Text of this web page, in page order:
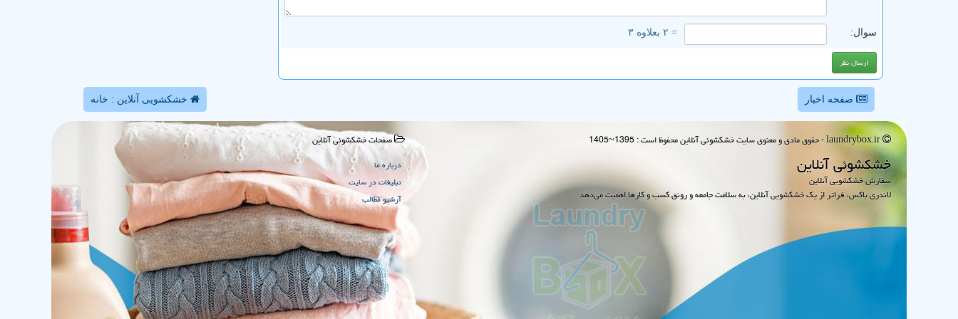
سوال: = ۲ بعلاوه ۳
صفحه اخبار خشکشویی آنلاین : خانه
laundrybox.ir - حقوق مادی و معنوی سایت خشكشوئی آنلاین محفوظ است : 1395~1405
خشكشوئی آنلاین
سفارش خشکشویی آنلاین
لاندری باکس، فراتر از یک خشکشویی آنلاین، به سلامت جامعه و رونق کسب و کارها اهمیت می‌دهد
صفحات خشكشوئی آنلاین
درباره ما
تبلیغات در سایت
آرشیو مطالب